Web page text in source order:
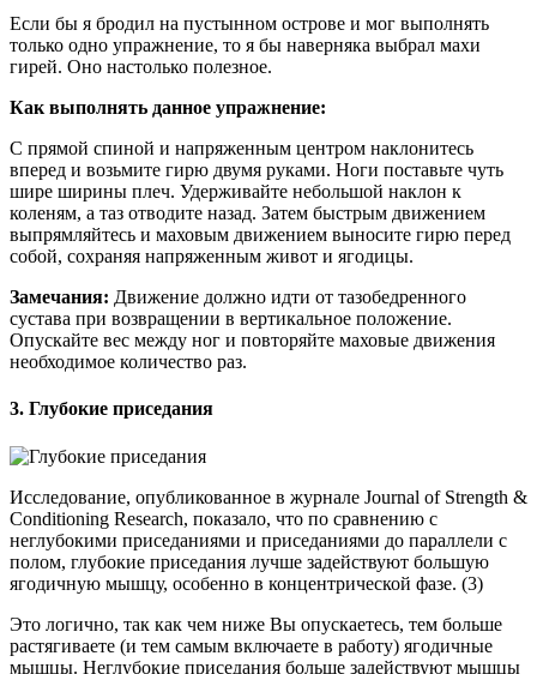
Если бы я бродил на пустынном острове и мог выполнять
только одно упражнение, то я бы наверняка выбрал махи
гирей. Оно настолько полезное.
Как выполнять данное упражнение:
С прямой спиной и напряженным центром наклонитесь
вперед и возьмите гирю двумя руками. Ноги поставьте чуть
шире ширины плеч. Удерживайте небольшой наклон к
коленям, а таз отводите назад. Затем быстрым движением
выпрямляйтесь и маховым движением выносите гирю перед
собой, сохраняя напряженным живот и ягодицы.
Замечания: Движение должно идти от тазобедренного
сустава при возвращении в вертикальное положение.
Опускайте вес между ног и повторяйте маховые движения
необходимое количество раз.
3. Глубокие приседания
Исследование, опубликованное в журнале Journal of Strength &
Conditioning Research, показало, что по сравнению с
неглубокими приседаниями и приседаниями до параллели с
полом, глубокие приседания лучше задействуют большую
ягодичную мышцу, особенно в концентрической фазе. (3)
Это логично, так как чем ниже Вы опускаетесь, тем больше
растягиваете (и тем самым включаете в работу) ягодичные
мышцы. Неглубокие приседания больше задействуют мышцы